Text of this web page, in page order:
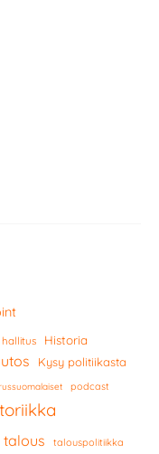
hallitus Historia
Kysy politiikasta
podcast
talous talouspolitiikka